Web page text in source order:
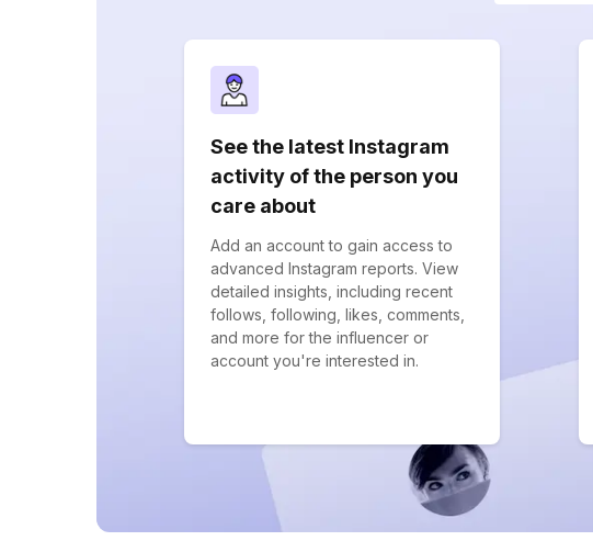
See the latest Instagram
activity of the person you
care about
Add an account to gain access to
advanced Instagram reports. View
detailed insights, including recent
follows, following, likes, comments,
and more for the influencer or
account you're interested in.